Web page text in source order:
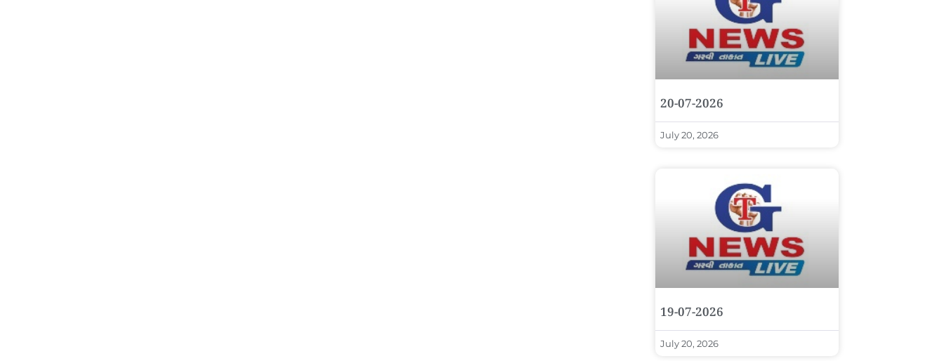
20-07-2026
July 20, 2026
19-07-2026
July 20, 2026